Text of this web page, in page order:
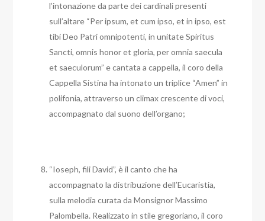
l’intonazione da parte dei cardinali presenti
sull’altare “Per ipsum, et cum ipso, et in ipso, est
tibi Deo Patri omnipotenti, in unitate Spiritus
Sancti, omnis honor et gloria, per omnia saecula
et saeculorum” e cantata a cappella, il coro della
Cappella Sistina ha intonato un triplice “Amen” in
polifonia, attraverso un climax crescente di voci,
accompagnato dal suono dell’organo;
“Ioseph, fili David”, è il canto che ha
accompagnato la distribuzione dell’Eucaristia,
sulla melodia curata da Monsignor Massimo
Palombella. Realizzato in stile gregoriano, il coro